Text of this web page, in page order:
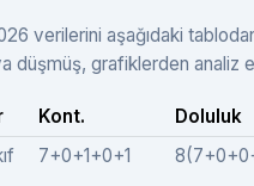
verilerini aşağıdaki
düşmüş, grafiklerden analiz
Kont. Doluluk
7+0+1+0+1